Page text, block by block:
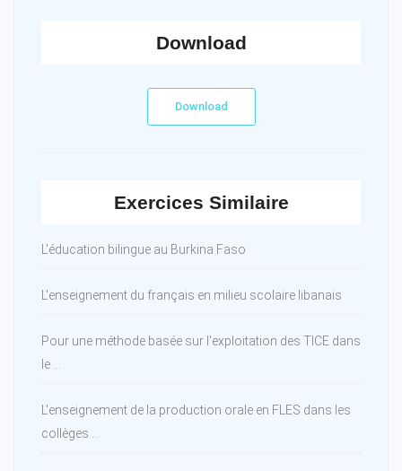
Download
Download
Exercices Similaire
L'éducation bilingue au Burkina Faso
L'enseignement du français en milieu scolaire libanais
Pour une méthode basée sur l'exploitation des TICE dans
le ...
L'enseignement de la production orale en FLES dans les
collèges ...